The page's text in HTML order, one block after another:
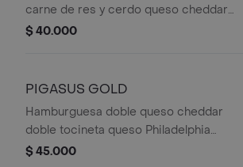
carne de res y cerdo queso cheddar
gratinado mermelada de tocineta
con queso papialpa frito con salsa de
$ 40.000
PIGASUS GOLD
Hamburguesa doble queso cheddar
doble tocineta queso Philadelphia
salsa chipotle bbq pigasus pan
$ 45.000